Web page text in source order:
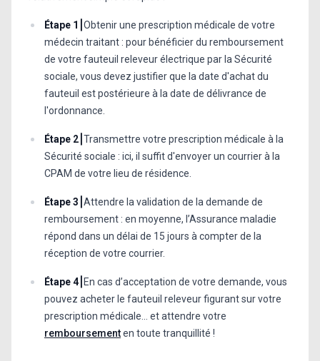
Étape 1⎮ Obtenir une prescription médicale de votre
médecin traitant : pour bénéficier du remboursement
de votre fauteuil releveur électrique par la Sécurité
sociale, vous devez justifier que la date d'achat du
fauteuil est postérieure à la date de délivrance de
l'ordonnance.
Étape 2⎮ Transmettre votre prescription médicale à la
Sécurité sociale : ici, il suffit d'envoyer un courrier à la
CPAM de votre lieu de résidence.
Étape 3⎮ Attendre la validation de la demande de
remboursement : en moyenne, l’Assurance maladie
répond dans un délai de 15 jours à compter de la
réception de votre courrier.
Étape 4⎮ En cas d’acceptation de votre demande, vous
pouvez acheter le fauteuil releveur figurant sur votre
prescription médicale... et attendre votre
remboursementen toute tranquillité !